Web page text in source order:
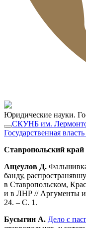
Юридические науки.
СКУНБ им.
Государственная
Ставропольский край
Ащеулов Д.
банду,
в Ставропольском,
и в ЛНР // Аргументы
24. – С. 1.
Бусыгин А. Дело с